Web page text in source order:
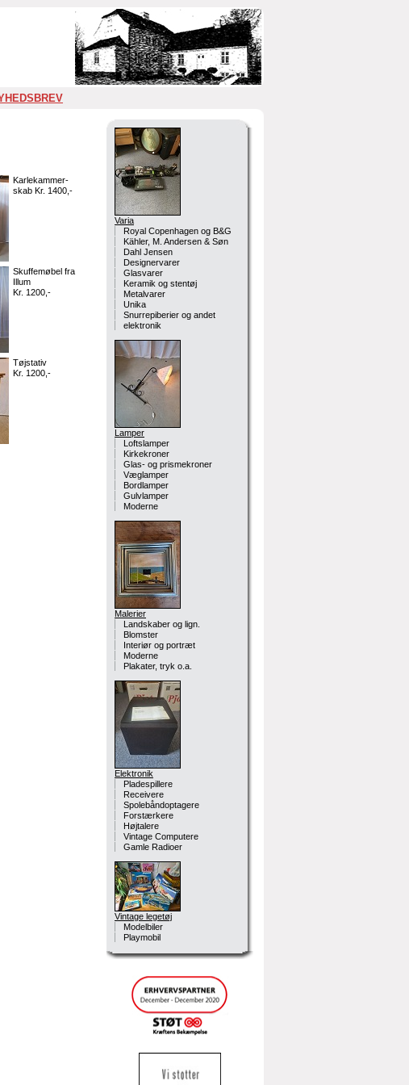
Karlekammer-
skab Kr. 1400,-
Skuffemøbel fra
Illum
Kr. 1200,-
Tøjstativ
Kr. 1200,-
Varia
Royal Copenhagen og B&G
Kähler, M. Andersen & Søn
Dahl Jensen
Designervarer
Glasvarer
Keramik og stentøj
Metalvarer
Unika
Snurrepiberier og andet
elektronik
Lamper
Loftslamper
Kirkekroner
Glas- og prismekroner
Væglamper
Bordlamper
Gulvlamper
Moderne
Malerier
Landskaber og lign.
Blomster
Interiør og portræt
Moderne
Plakater, tryk o.a.
Elektronik
Pladespillere
Receivere
Spolebåndoptagere
Forstærkere
Højtalere
Vintage Computere
Gamle Radioer
Vintage legetøj
Modelbiler
Playmobil